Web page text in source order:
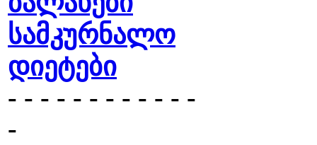
სამკურნალო
დიეტები
- - - - - - - - - - - -
-